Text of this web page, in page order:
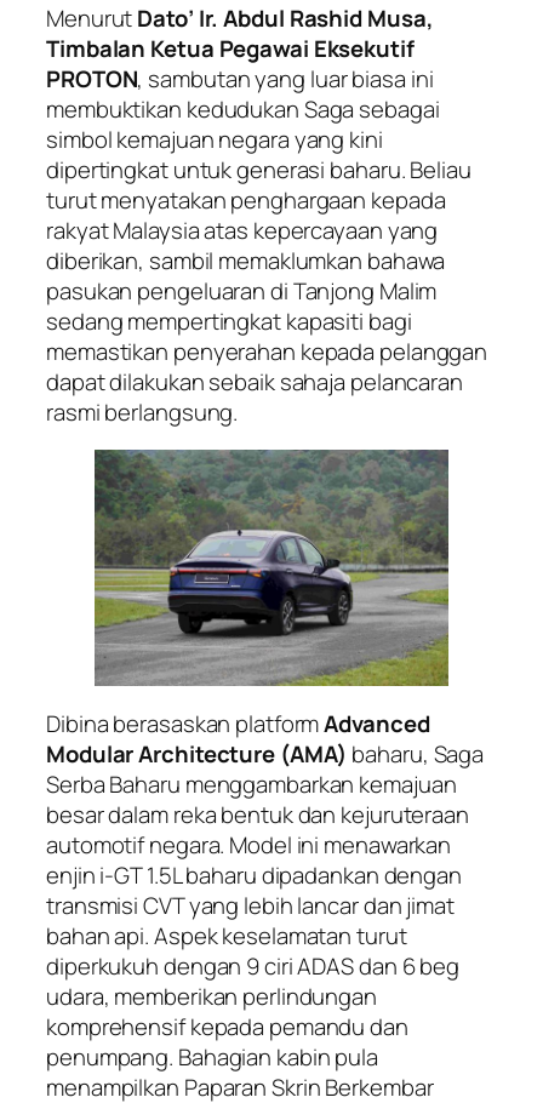
MenurutDato’ Ir. Abdul Rashid Musa,
Timbalan Ketua Pegawai Eksekutif
PROTON, sambutan yang luar biasa ini
membuktikan kedudukan Saga sebagai
simbol kemajuan negara yang kini
dipertingkat untuk generasi baharu. Beliau
turut menyatakan penghargaan kepada
rakyat Malaysia atas kepercayaan yang
diberikan, sambil memaklumkan bahawa
pasukan pengeluaran di Tanjong Malim
sedang mempertingkat kapasiti bagi
memastikan penyerahan kepada pelanggan
dapat dilakukan sebaik sahaja pelancaran
rasmi berlangsung.
Dibina berasaskan platformAdvanced
Modular Architecture (AMA) baharu, Saga
Serba Baharu menggambarkan kemajuan
besar dalam reka bentuk dan kejuruteraan
automotif negara. Model ini menawarkan
enjin i-GT 1.5L baharu dipadankan dengan
transmisi CVT yang lebih lancar dan jimat
bahan api. Aspek keselamatan turut
diperkukuh dengan 9 ciri ADAS dan 6 beg
udara, memberikan perlindungan
komprehensif kepada pemandu dan
penumpang. Bahagian kabin pula
menampilkan Paparan Skrin Berkembar